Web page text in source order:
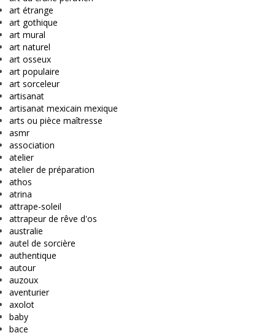
art étrange
art gothique
art mural
art naturel
art osseux
art populaire
art sorceleur
artisanat
artisanat mexicain mexique
arts ou pièce maîtresse
asmr
association
atelier
atelier de préparation
athos
atrina
attrape-soleil
attrapeur de rêve d'os
australie
autel de sorcière
authentique
autour
auzoux
aventurier
axolot
baby
bace